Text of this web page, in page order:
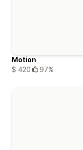
Motion
$ 420
97%